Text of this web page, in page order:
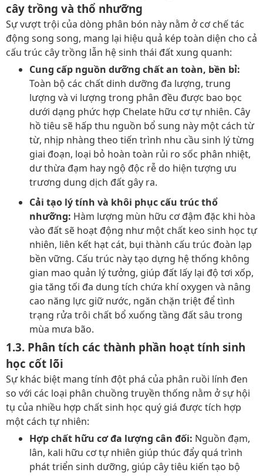
cây trồng và thổ nhưỡng
Sự vượt trội của dòng phân bón này nằm ở cơ chế tác
động song song, mang lại hiệu quả kép toàn diện cho cả
cấu trúc cây trồng lẫn hệ sinh thái đất xung quanh:
Cung cấp nguồn dưỡng chất an toàn, bền bỉ:
Toàn bộ các chất dinh dưỡng đa lượng, trung
lượng và vi lượng trong phân đều được bao bọc
dưới dạng phức hợp Chelate hữu cơ tự nhiên. Cây
hồ tiêu sẽ hấp thu nguồn bổ sung này một cách từ
từ, nhịp nhàng theo tiến trình nhu cầu sinh lý từng
giai đoạn, loại bỏ hoàn toàn rủi ro sốc phân nhiệt,
dư thừa đạm hay ngộ độc rễ do hiện tượng ưu
trương dung dịch đất gây ra.
Cải tạo lý tính và khôi phục cấu trúc thổ
nhưỡng: Hàm lượng mùn hữu cơ đậm đặc khi hòa
vào đất sẽ hoạt động như một chất keo sinh học tự
nhiên, liên kết hạt cát, bụi thành cấu trúc đoàn lạp
bền vững. Cấu trúc này tạo dựng hệ thống không
gian mao quản lý tưởng, giúp đất lấy lại độ tơi xốp,
gia tăng tối đa dung tích chứa khí oxygen và nâng
cao năng lực giữ nước, ngăn chặn triệt để tình
trạng rửa trôi chất bổ xuống tầng đất sâu trong
mùa mưa bão.
1.3. Phân tích các thành phần hoạt tính sinh
học cốt lõi
Sự khác biệt mang tính đột phá của phân ruồi lính đen
so với các loại phân chuồng truyền thống nằm ở sự hội
tụ của nhiều hợp chất sinh học quý giá được tích hợp
một cách tự nhiên:
Hợp chất hữu cơ đa lượng cân đối: Nguồn đạm,
lân, kali hữu cơ tự nhiên giúp thúc đẩy quá trình
phát triển sinh dưỡng, giúp cây tiêu kiến tạo bộ